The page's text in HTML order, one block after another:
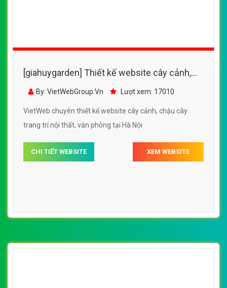
[giahuygarden] Thiết kế website cây cảnh,
chậu cây trang trí nội thất, văn phòng
By: VietWebGroup.Vn Lượt xem: 17010
VietWeb chuyên thiết kế website cây cảnh, chậu cây
trang trí nội thất, văn phòng tại Hà Nội
CHI TIẾT WEBSITE XEM WEBSITE